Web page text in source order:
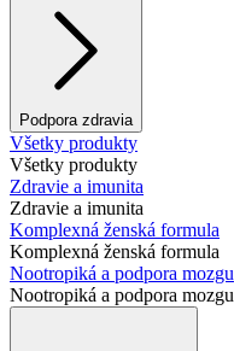
Podpora zdravia
Všetky produkty
Všetky produkty
Zdravie a imunita
Zdravie a imunita
Komplexná ženská formula
Komplexná ženská formula
Nootropiká a podpora mozgu
Nootropiká a podpora mozgu